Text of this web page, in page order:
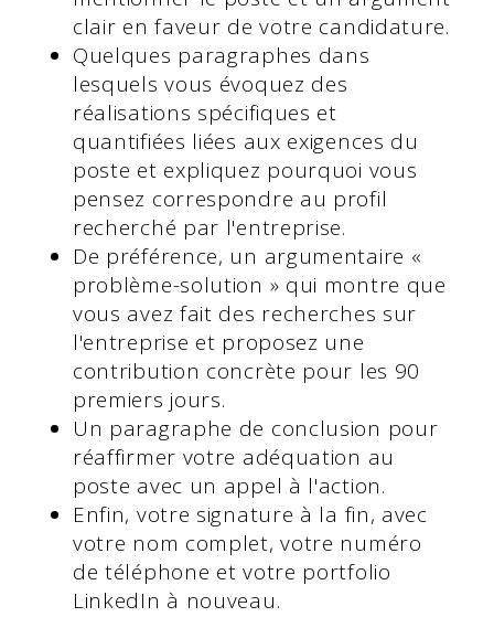
clair en faveur de votre candidature.
Quelques paragraphes dans
lesquels vous évoquez des
réalisations spécifiques et
quantifiées liées aux exigences du
poste et expliquez pourquoi vous
pensez correspondre au profil
recherché par l'entreprise.
De préférence, un argumentaire «
problème-solution » qui montre que
vous avez fait des recherches sur
l'entreprise et proposez une
contribution concrète pour les 90
premiers jours.
Un paragraphe de conclusion pour
réaffirmer votre adéquation au
poste avec un appel à l'action.
Enfin, votre signature à la fin, avec
votre nom complet, votre numéro
de téléphone et votre portfolio
LinkedIn à nouveau.